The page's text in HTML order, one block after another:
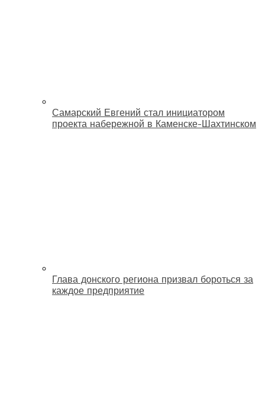
Самарский Евгений стал инициатором
проекта набережной в Каменске-Шахтинском
Глава донского региона призвал бороться за
каждое предприятие